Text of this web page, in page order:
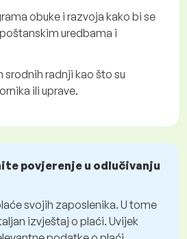
obuke i razvoja kako bi se
uredbama i
srodnih radnji kao što su
ili uprave.
povjerenje u odlučivanju
svojih zaposlenika. U tome
izvještaj o plaći. Uvijek